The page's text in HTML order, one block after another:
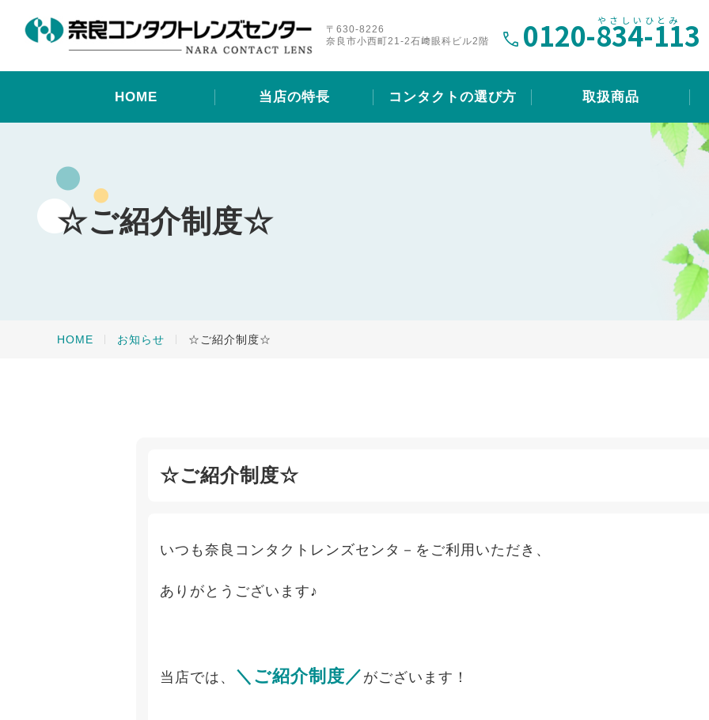
0120-834-113
〒630-8226
奈良市小西町21-2石﨑眼科ビル2階
HOME 当店の特長 コンタクトの選び方 取扱商品
☆ご紹介制度☆
HOME お知らせ ☆ご紹介制度☆
☆ご紹介制度☆
いつも奈良コンタクトレンズセンタ－をご利用いただき、
ありがとうございます♪
当店では、 ＼ご紹介制度／ がございます！